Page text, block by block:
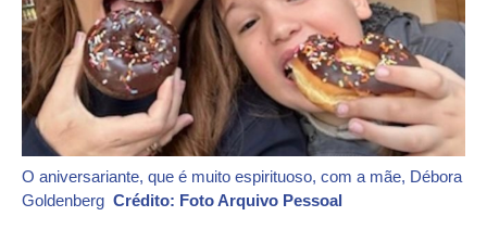
O aniversariante, que é muito espirituoso, com a mãe, Débora
Goldenberg Crédito: Foto Arquivo Pessoal